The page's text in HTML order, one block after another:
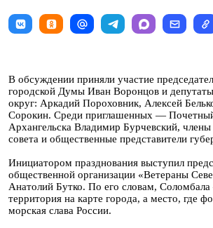
В обсуждении приняли участие
городской Думы Иван Воронцов и
округ: Аркадий Пороховник, Алексей
Сорокин. Среди приглашенных —
Архангельска Владимир Бурчевский,
совета и общественные представители
Инициатором празднования выступил
общественной организации «Ветераны
Анатолий Бутко. По его словам,
территория на карте города, а место, где
морская слава России.